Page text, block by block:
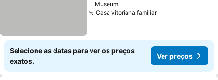
Museum
Casa vitoriana familiarVer preços
Selecione as datas para ver os preços
exatos.
Ver preços